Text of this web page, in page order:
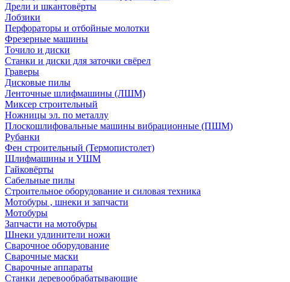
Дрели и шкантовёрты
Лобзики
Перфораторы и отбойные молотки
Фрезерные машины
Точило и диски
Станки и диски для заточки свёрел
Граверы
Дисковые пилы
Ленточные шлифмашины (ЛШМ)
Миксер строительный
Ножницы эл. по металлу
Плоскошлифовальные машины вибрационные (ПШМ)
Рубанки
Фен строительный (Термопистолет)
Шлифмашины и УШМ
Гайковёрты
Сабельные пилы
Строительное оборудование и силовая техника
Мотобуры , шнеки и запчасти
Мотобуры
Запчасти на мотобуры
Шнеки удлинители ножи
Сварочное оборудование
Сварочные маски
Сварочные аппараты
Станки деревообрабатывающие